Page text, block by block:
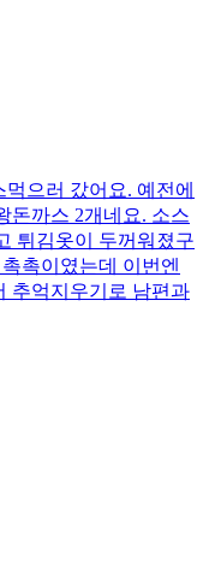
으러 갔어요. 예전에
돈까스 2개네요. 소스
튀김옷이 두꺼워졌구
촉이였는데 이번엔
추억지우기로 남편과